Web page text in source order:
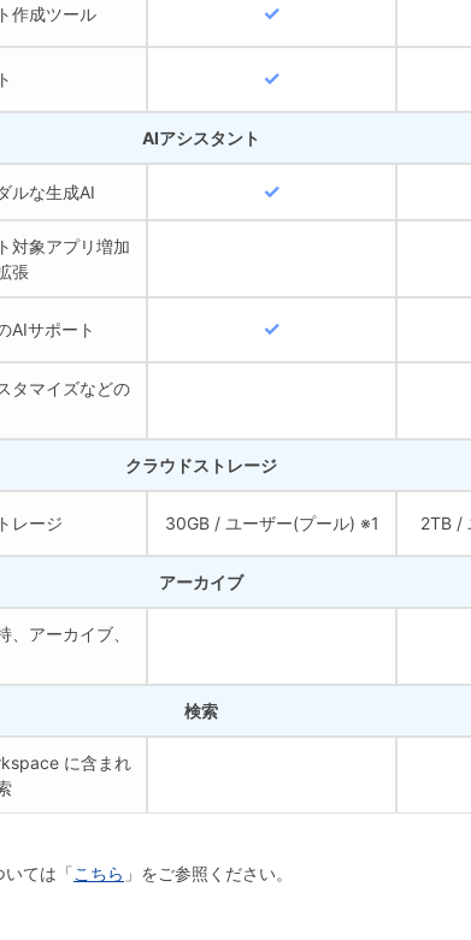
作成ツール
AIアシスタント
ルな生成AI
対象アプリ増加
張
AIサポート
タマイズなどの
クラウドストレージ
レージ 30GB / ユーザー(プール) ※1 2TB /
アーカイブ
、アーカイブ、
検索
に含まれ
いては「こちら 」をご参照ください。